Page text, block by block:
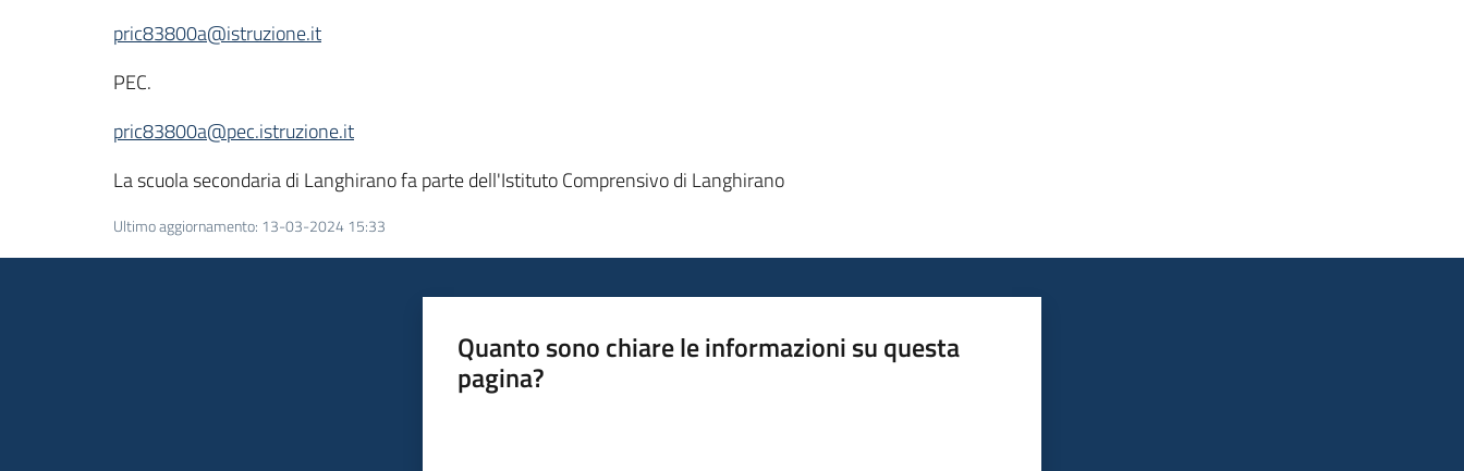
pric83800a@istruzione.it
PEC.
pric83800a@pec.istruzione.it
La scuola secondaria di Langhirano fa parte dell'Istituto Comprensivo di Langhirano
Ultimo aggiornamento: 13-03-2024 15:33
Quanto sono chiare le informazioni su questa
pagina?